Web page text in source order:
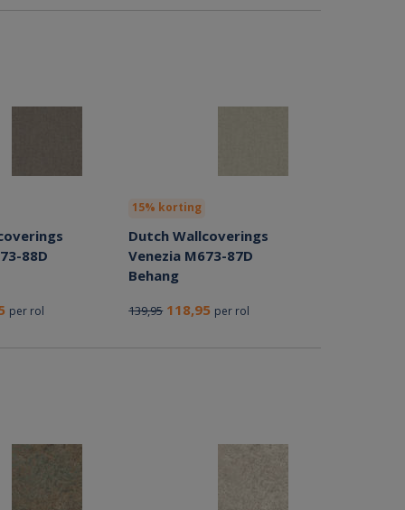
88D
per rol
15% korting
Dutch Wallcoverings
Venezia M673-87D
Behang
139,95 118,95 per rol